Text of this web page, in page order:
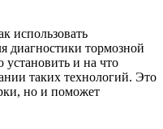
использовать
диагностики тормозной
и на что
таких технологий. Это
но и поможет